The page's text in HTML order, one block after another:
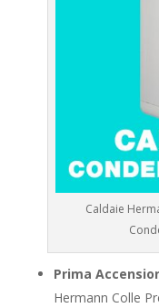
Caldaie
Prima
Hermann Colle